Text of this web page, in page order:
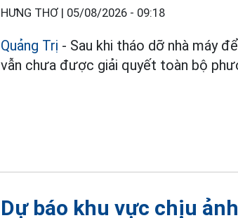
HƯNG THƠ | 05/08/2026 - 09:18
Quảng Trị - Sau khi tháo dỡ nhà máy
vẫn chưa được giải quyết toàn bộ
Dự báo khu vực chịu